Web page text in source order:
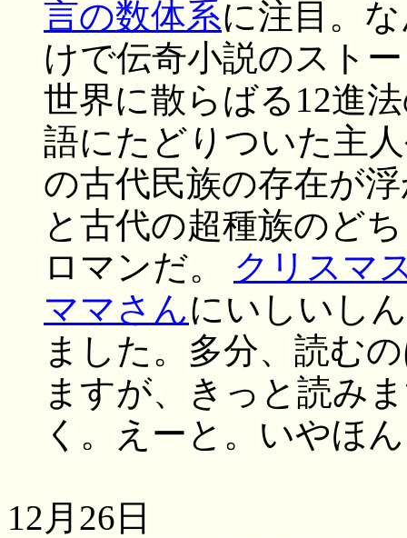
言の数体系に注目。
けで伝奇小説のスト
世界に散らばる12進
語にたどりついた主
の古代民族の存在が
と古代の超種族のど
ロマンだ。 クリスマ
ママさんにいしいし
ました。多分、読む
ますが、きっと読み
く。えーと。いやほ
12月26日